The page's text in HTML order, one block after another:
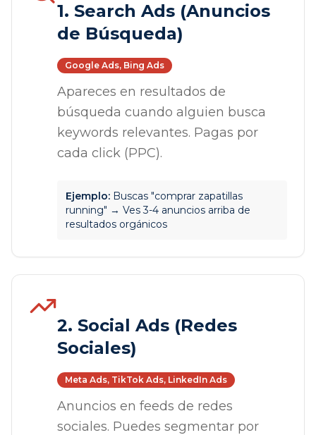
1. Search Ads (Anuncios
de Búsqueda)
Google Ads, Bing Ads
Apareces en resultados de
búsqueda cuando alguien busca
keywords relevantes. Pagas por
cada click (PPC).
Ejemplo: Buscas "comprar zapatillas
running" → Ves 3-4 anuncios arriba de
resultados orgánicos
2. Social Ads (Redes
Sociales)
Meta Ads, TikTok Ads, LinkedIn Ads
Anuncios en feeds de redes
sociales. Puedes segmentar por